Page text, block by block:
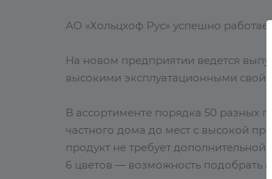
АО «Хольцхоф Рус» успешно
На новом предприятии ведется
высокими эксплуатационными
В ассортименте порядка 50 разных
частного дома до мест с высокой
продукт не требует
6 цветов — возможность подобрать